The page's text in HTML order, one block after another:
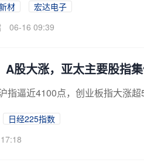
材
宏达电子
06-16 09:39
A股大涨，亚太主要股指
指逼近4100点，创业板指大涨
日经225指数